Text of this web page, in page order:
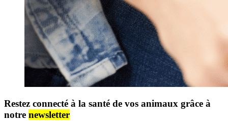
Restez connecté à la santé de vos animaux grâce à
notre newsletter